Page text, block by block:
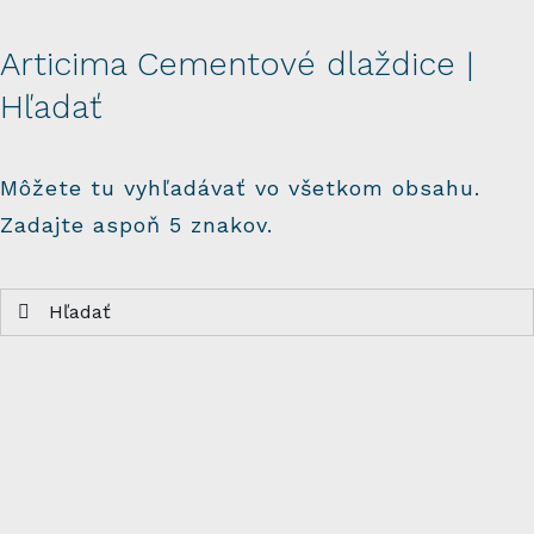
Articima Cementové dlaždice |
Hľadať
Môžete tu vyhľadávať vo všetkom obsahu.
Zadajte aspoň 5 znakov.